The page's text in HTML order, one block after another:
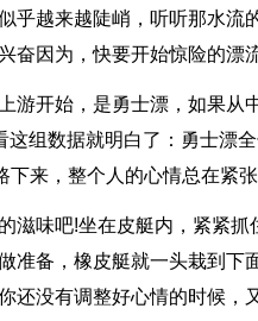
乎越来越陡峭，听听那水
奋因为，快要开始惊险的漂
游开始，是勇士漂，如果
这组数据就明白了：勇士漂
来，整个人的心情总在紧张
滋味吧!坐在皮艇内，紧紧
准备，橡皮艇就一头栽到
还没有调整好心情的时候，